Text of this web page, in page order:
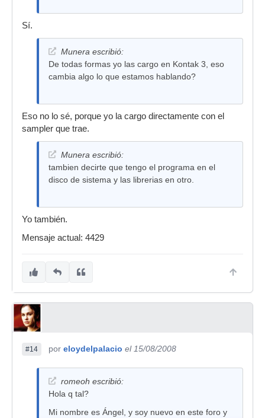
Sí.
Munera escribió:
De todas formas yo las cargo en Kontak 3, eso
cambia algo lo que estamos hablando?
Eso no lo sé, porque yo la cargo directamente con el
sampler que trae.
Munera escribió:
tambien decirte que tengo el programa en el
disco de sistema y las librerias en otro.
Yo también.
Mensaje actual: 4429
#14 por eloydelpalacio el 15/08/2008
romeoh escribió:
Hola q tal?
Mi nombre es Ángel, y soy nuevo en este foro y